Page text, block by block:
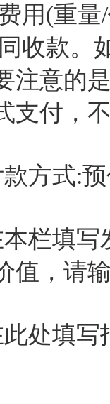
用(重
收款。
注意的
支付，
方式:
栏填
值，请
处填